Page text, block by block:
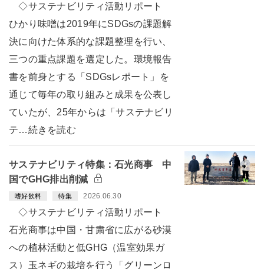
◇サステナビリティ活動リポート
ひかり味噌は2019年にSDGsの課題解
決に向けた体系的な課題整理を行い、
三つの重点課題を選定した。環境報告
書を前身とする「SDGsレポート」を
通じて毎年の取り組みと成果を公表し
ていたが、25年からは「サステナビリ
テ…続きを読む
サステナビリティ特集：石光商事 中
国でGHG排出削減
嗜好飲料 特集 2026.06.30
◇サステナビリティ活動リポート
石光商事は中国・甘粛省に広がる砂漠
への植林活動と低GHG（温室効果ガ
ス）玉ネギの栽培を行う「グリーンロ